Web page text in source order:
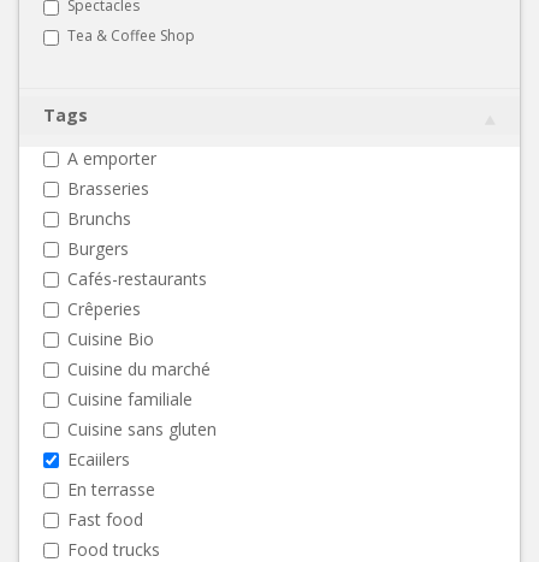
Spectacles
Tea & Coffee Shop
Tags
A emporter
Brasseries
Brunchs
Burgers
Cafés-restaurants
Crêperies
Cuisine Bio
Cuisine du marché
Cuisine familiale
Cuisine sans gluten
Ecaiilers
En terrasse
Fast food
Food trucks